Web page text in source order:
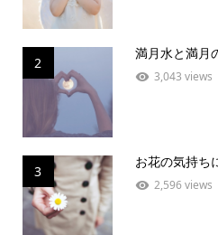
2
満月水と満月
3,043 views
3
お花の気持ち
2,596 views